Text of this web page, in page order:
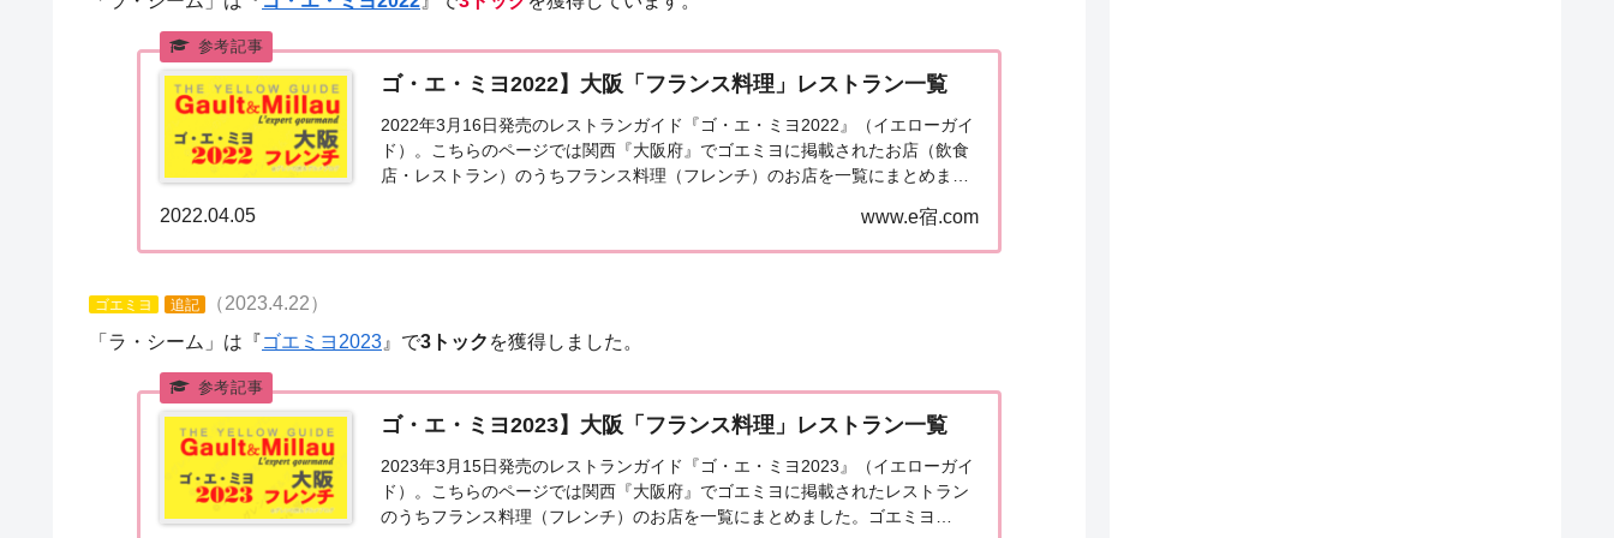
ゴ・エ・ミヨ2022】大阪「フランス料理」レストラン一覧
2022年3月16日発売のレストランガイド『ゴ・エ・ミヨ2022』（イエローガイ
ド）。こちらのページでは関西『大阪府』でゴエミヨに掲載されたお店（飲食
店・レストラン）のうちフランス料理（フレンチ）のお店を一覧にまとめまし
www.e宿.com
2022.04.05
ゴエミヨ 追記
（2023.4.22）
「ラ・シーム」は『ゴエミヨ2023 』で3トック を獲得しました。
ゴ・エ・ミヨ2023】大阪「フランス料理」レストラン一覧
2023年3月15日発売のレストランガイド『ゴ・エ・ミヨ2023』（イエローガイ
ド）。こちらのページでは関西『大阪府』でゴエミヨに掲載されたレストラン
のうちフランス料理（フレンチ）のお店を一覧にまとめました。ゴエミヨ